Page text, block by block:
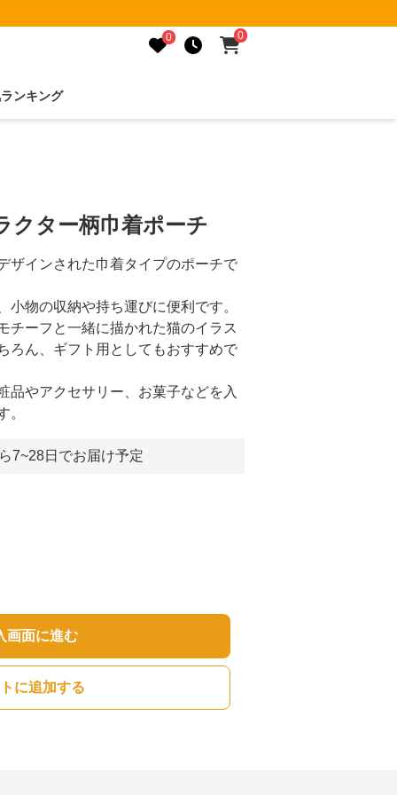
0 0
ンキング
クター柄巾着ポーチ
ザインされた巾着タイプのポーチで
小物の収納や持ち運びに便利です。
チーフと一緒に描かれた猫のイラス
ろん、ギフト用としてもおすすめで
品やアクセサリー、お菓子などを入
。
7~28日でお届け予定
画面に進む
に追加する